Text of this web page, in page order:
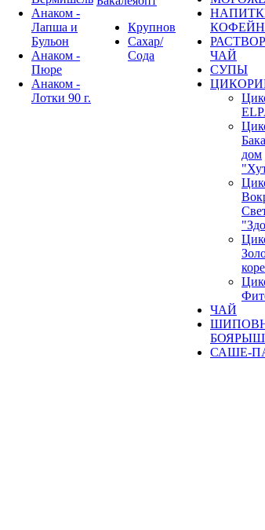
Анаком -
Лапша и
Бульон
Анаком -
Пюре
Анаком -
Лотки 90 г.
Крупнов
Сахар/
Сода
ЧАЙ
СУПЫ
дом
ЧАЙ
САШЕ-